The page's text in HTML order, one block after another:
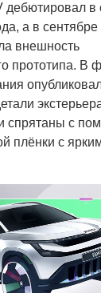
дебютировал в
а в сентябре
внешность
прототипа. В
спрятаны с
плёнки с